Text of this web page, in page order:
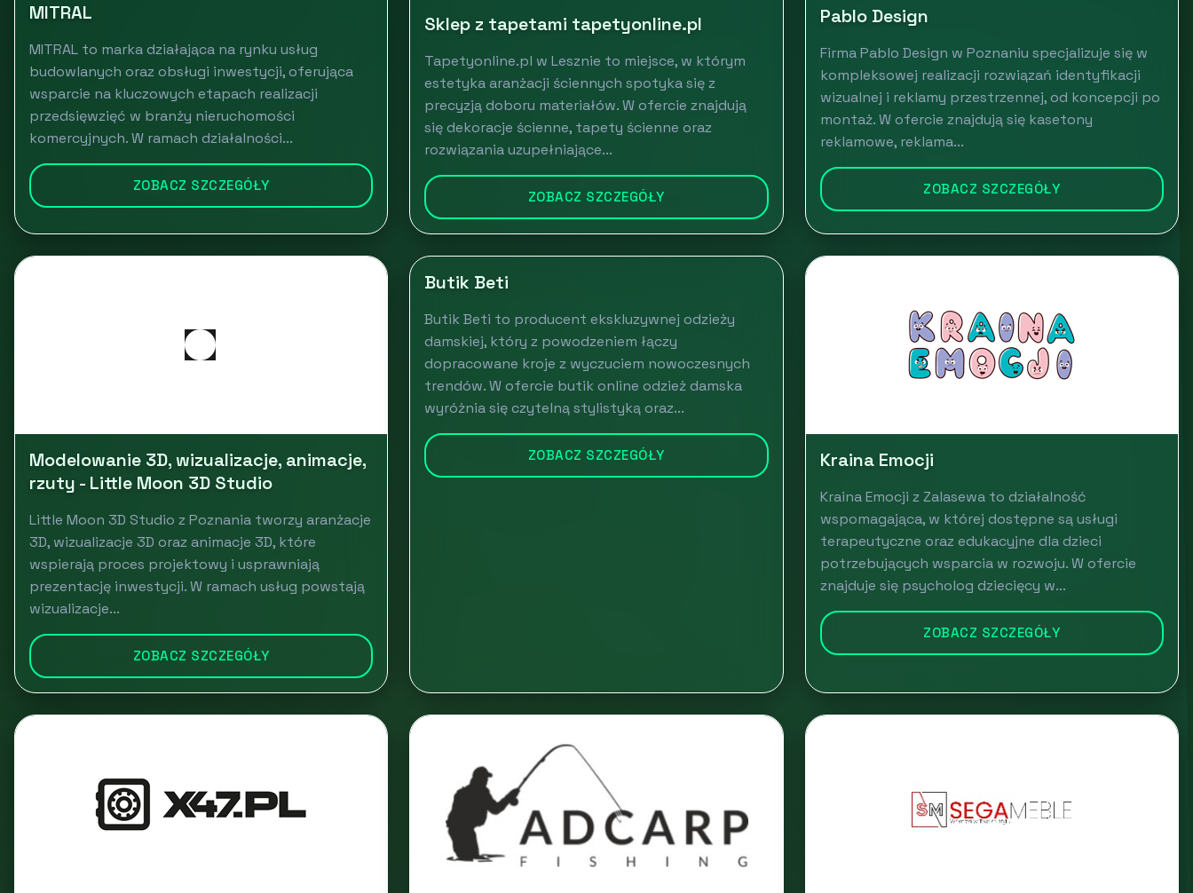
MITRAL
MITRAL to marka działająca na rynku usług
budowlanych oraz obsługi inwestycji, oferująca
wsparcie na kluczowych etapach realizacji
przedsięwzięć w branży nieruchomości
komercyjnych. W ramach działalności...
ZOBACZ SZCZEGÓŁY
Sklep z tapetami tapetyonline.pl
Tapetyonline.pl w Lesznie to miejsce, w którym
estetyka aranżacji ściennych spotyka się z
precyzją doboru materiałów. W ofercie znajdują
się dekoracje ścienne, tapety ścienne oraz
rozwiązania uzupełniające...
ZOBACZ SZCZEGÓŁY
Pablo Design
Firma Pablo Design w Poznaniu specjalizuje się w
kompleksowej realizacji rozwiązań identyfikacji
wizualnej i reklamy przestrzennej, od koncepcji po
montaż. W ofercie znajdują się kasetony
reklamowe, reklama...
ZOBACZ SZCZEGÓŁY
Modelowanie 3D, wizualizacje, animacje,
rzuty - Little Moon 3D Studio
Little Moon 3D Studio z Poznania tworzy aranżacje
3D, wizualizacje 3D oraz animacje 3D, które
wspierają proces projektowy i usprawniają
prezentację inwestycji. W ramach usług powstają
wizualizacje...
ZOBACZ SZCZEGÓŁY
Butik Beti
Butik Beti to producent ekskluzywnej odzieży
damskiej, który z powodzeniem łączy
dopracowane kroje z wyczuciem nowoczesnych
trendów. W ofercie butik online odzież damska
wyróżnia się czytelną stylistyką oraz...
ZOBACZ SZCZEGÓŁY Kraina Emocji
Kraina Emocji z Zalasewa to działalność
wspomagająca, w której dostępne są usługi
terapeutyczne oraz edukacyjne dla dzieci
potrzebujących wsparcia w rozwoju. W ofercie
znajduje się psycholog dziecięcy w...
ZOBACZ SZCZEGÓŁY